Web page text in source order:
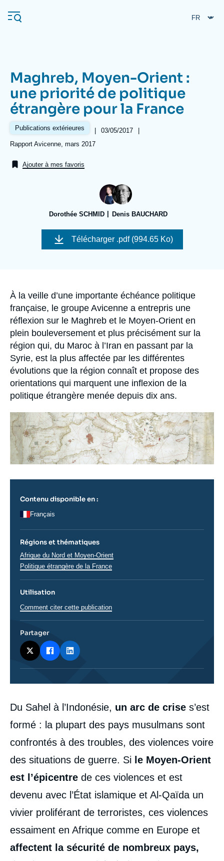
au
contenu
Navigation
principale
L'Ifri
Analyses
Maghreb, Moyen-Orient :
une priorité de politique
étrangère pour la France
Publications extérieures |
Date
03/05/2017
|
Références
Rapport Avicenne, mars 2017
Ajouter à mes favoris
Dorothée SCHMID Denis BAUCHARD
Télécharger .pdf (994.65 Ko)
Accroche
À la veille d’une importante échéance politique
française, le groupe Avicenne a entrepris une
réflexion sur le Maghreb et le Moyen-Orient en
plein bouleversement et plus précisément sur la
région qui, du Maroc à l’Iran en passant par la
Syrie, est la plus affectée par les différentes
évolutions que la région connaît et propose des
orientations qui marquent une inflexion de la
politique étrangère menée depuis dix ans.
Image
principale
Corps
analyses
Du Sahel à l’Indonésie, un arc de crise s’est
formé : la plupart des pays musulmans sont
confrontés à des troubles, des violences voire
des situations de guerre. Si le Moyen-Orient
est l’épicentre de ces violences et est
devenu avec l’État islamique et Al-Qaïda un
vivier proliférant de terroristes, ces violences
essaiment en Afrique comme en Europe et
affectent la sécurité de nombreux pays,
Contenu disponible en :
Français
Régions et thématiques
Régions
Afrique du Nord et Moyen-Orient
Politique étrangère de la France
Utilisation
Comment citer cette publication
Partager